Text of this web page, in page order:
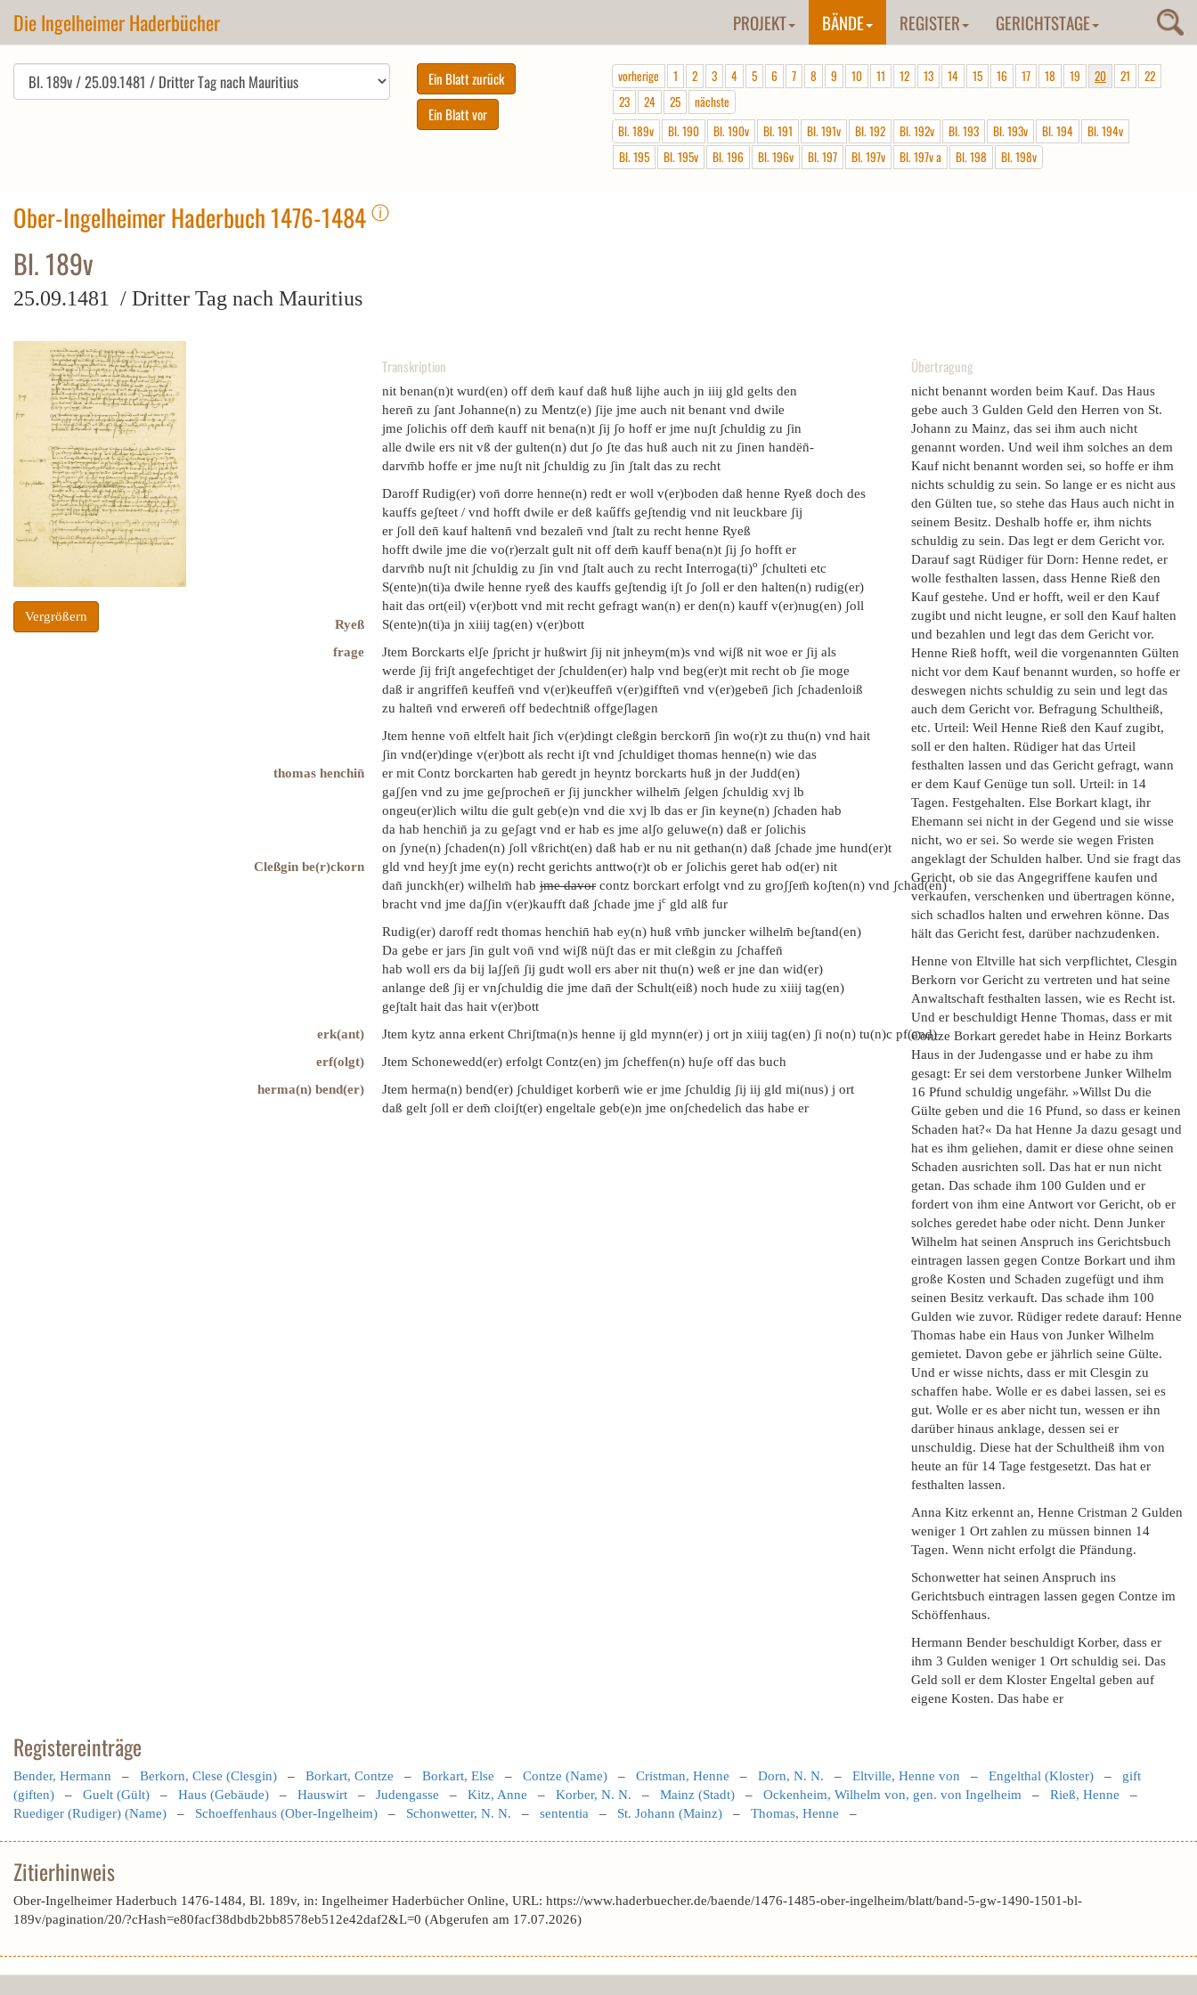
Die Ingelheimer Haderbücher PROJEKT BÄNDE REGISTER GERICHTSTAGE
vorherige 1 2 3 4 5 6 7 8 9 10 11 12 13 14 15 16 17 18 19 20 21
22
23
24 25
nächste
Bl. 189v
Bl. 190 Bl. 190v Bl. 191 Bl. 191v Bl. 192 Bl. 192v Bl. 193 Bl. 193v Bl. 194
Bl. 194v
Bl. 195
Bl. 195v Bl. 196 Bl. 196v Bl. 197 Bl. 197v Bl. 197v a Bl. 198 Bl. 198v
Ober-Ingelheimer Haderbuch 1476-1484 ⓘ
Bl. 189v
25.09.1481 / Dritter Tag nach Mauritius
Vergrößern
Transkription
nit benan(n)t wurd(en) off dem̄ kauf daß huß lijhe auch jn iiij gld gelts den
heren̄ zu ʃant Johanne(n) zu Mentz(e) ʃije jme auch nit benant vnd dwile
jme ʃolichis off dem̄ kauff nit bena(n)t ʃij ʃo hoff er jme nuʃt ʃchuldig zu ʃin
alle dwile ers nit vß der gulten(n) dut ʃo ʃte das huß auch nit zu ʃinen handën̄-
darvm̄b hoffe er jme nuʃt nit ʃchuldig zu ʃin ʃtalt das zu recht
Daroff Rudig(er) von̄ dorre henne(n) redt er woll v(er)boden daß henne Ryeß doch des
kauffs geʃteet / vnd hofft dwile er deß kaűffs geʃtendig vnd nit leuckbare ʃij
er ʃoll den̄ kauf haltenn̄ vnd bezalen̄ vnd ʃtalt zu recht henne Ryeß
hofft dwile jme die vo(r)erzalt gult nit off dem̄ kauff bena(n)t ʃij ʃo hofft er
darvm̄b nuʃt nit ʃchuldig zu ʃin vnd ʃtalt auch zu recht Interroga(ti)o ʃchulteti etc
S(ente)n(ti)a dwile henne ryeß des kauffs geʃtendig iʃt ʃo ʃoll er den halten(n) rudig(er)
hait das ort(eil) v(er)bott vnd mit recht gefragt wan(n) er den(n) kauff v(er)nug(en) ʃoll
Ryeß
S(ente)n(ti)a jn xiiij tag(en) v(er)bott
frage
Jtem Borckarts elʃe ʃpricht jr hußwirt ʃij nit jnheym(m)s vnd wiʃß nit woe er ʃij als
werde ʃij friʃt angefechtiget der ʃchulden(er) halp vnd beg(er)t mit recht ob ʃie moge
daß ir angriffen̄ keuffen̄ vnd v(er)keuffen̄ v(er)gifften̄ vnd v(er)geben̄ ʃich ʃchadenloiß
zu halten̄ vnd erweren̄ off bedechtniß offgeʃlagen
Jtem henne von̄ eltfelt hait ʃich v(er)dingt cleßgin berckorn̄ ʃin wo(r)t zu thu(n) vnd hait
ʃin vnd(er)dinge v(er)bott als recht iʃt vnd ʃchuldiget thomas henne(n) wie das
thomas henchin̄
er mit Contz borckarten hab geredt jn heyntz borckarts huß jn der Judd(en)
gaʃʃen vnd zu jme geʃprochen̄ er ʃij junckher wilhelm̄ ʃelgen ʃchuldig xvj lb
ongeu(er)lich wiltu die gult geb(e)n vnd die xvj lb das er ʃin keyne(n) ʃchaden hab
da hab henchin̄ ja zu geʃagt vnd er hab es jme alʃo geluwe(n) daß er ʃolichis
on ʃyne(n) ʃchaden(n) ʃoll vßricht(en) daß hab er nu nit gethan(n) daß ʃchade jme hund(er)t
Cleßgin be(r)ckorn
gld vnd heyʃt jme ey(n) recht gerichts anttwo(r)t ob er ʃolichis geret hab od(er) nit
dan̄ junckh(er) wilhelm̄ hab jme davor contz borckart erfolgt vnd zu groʃʃem̄ koʃten(n) vnd ʃchad(en)
bracht vnd jme daʃʃin v(er)kaufft daß ʃchade jme jc gld alß fur
Rudig(er) daroff redt thomas henchin̄ hab ey(n) huß vm̄b juncker wilhelm̄ beʃtand(en)
Da gebe er jars ʃin gult von̄ vnd wiʃß nüʃt das er mit cleßgin zu ʃchaffen̄
hab woll ers da bij laʃʃen̄ ʃij gudt woll ers aber nit thu(n) weß er jne dan wid(er)
anlange deß ʃij er vnʃchuldig die jme dan̄ der Schult(eiß) noch hude zu xiiij tag(en)
geʃtalt hait das hait v(er)bott
erk(ant)
Jtem kytz anna erkent Chriʃtma(n)s henne ij gld mynn(er) j ort jn xiiij tag(en) ʃi no(n) tu(n)c pf(and)
erf(olgt)
Jtem Schonewedd(er) erfolgt Contz(en) jm ʃcheffen(n) huʃe off das buch
herma(n) bend(er)
Jtem herma(n) bend(er) ʃchuldiget korbern̄ wie er jme ʃchuldig ʃij iij gld mi(nus) j ort
daß gelt ʃoll er dem̄ cloiʃt(er) engeltale geb(e)n jme onʃchedelich das habe er
Übertragung
nicht benannt worden beim Kauf. Das Haus
gebe auch 3 Gulden Geld den Herren von St.
Johann zu Mainz, das sei ihm auch nicht
genannt worden. Und weil ihm solches an dem
Kauf nicht benannt worden sei, so hoffe er ihm
nichts schuldig zu sein. So lange er es nicht aus
den Gülten tue, so stehe das Haus auch nicht in
seinem Besitz. Deshalb hoffe er, ihm nichts
schuldig zu sein. Das legt er dem Gericht vor.
Darauf sagt Rüdiger für Dorn: Henne redet, er
wolle festhalten lassen, dass Henne Rieß den
Kauf gestehe. Und er hofft, weil er den Kauf
zugibt und nicht leugne, er soll den Kauf halten
und bezahlen und legt das dem Gericht vor.
Henne Rieß hofft, weil die vorgenannten Gülten
nicht vor dem Kauf benannt wurden, so hoffe er
deswegen nichts schuldig zu sein und legt das
auch dem Gericht vor. Befragung Schultheiß,
etc. Urteil: Weil Henne Rieß den Kauf zugibt,
soll er den halten. Rüdiger hat das Urteil
festhalten lassen und das Gericht gefragt, wann
er dem Kauf Genüge tun soll. Urteil: in 14
Tagen. Festgehalten. Else Borkart klagt, ihr
Ehemann sei nicht in der Gegend und sie wisse
nicht, wo er sei. So werde sie wegen Fristen
angeklagt der Schulden halber. Und sie fragt das
Gericht, ob sie das Angegriffene kaufen und
verkaufen, verschenken und übertragen könne,
sich schadlos halten und erwehren könne. Das
hält das Gericht fest, darüber nachzudenken.
Henne von Eltville hat sich verpflichtet, Clesgin
Berkorn vor Gericht zu vertreten und hat seine
Anwaltschaft festhalten lassen, wie es Recht ist.
Und er beschuldigt Henne Thomas, dass er mit
Contze Borkart geredet habe in Heinz Borkarts
Haus in der Judengasse und er habe zu ihm
gesagt: Er sei dem verstorbene Junker Wilhelm
16 Pfund schuldig ungefähr. »Willst Du die
Gülte geben und die 16 Pfund, so dass er keinen
Schaden hat?« Da hat Henne Ja dazu gesagt und
hat es ihm geliehen, damit er diese ohne seinen
Schaden ausrichten soll. Das hat er nun nicht
getan. Das schade ihm 100 Gulden und er
fordert von ihm eine Antwort vor Gericht, ob er
solches geredet habe oder nicht. Denn Junker
Wilhelm hat seinen Anspruch ins Gerichtsbuch
eintragen lassen gegen Contze Borkart und ihm
große Kosten und Schaden zugefügt und ihm
seinen Besitz verkauft. Das schade ihm 100
Gulden wie zuvor. Rüdiger redete darauf: Henne
Thomas habe ein Haus von Junker Wilhelm
gemietet. Davon gebe er jährlich seine Gülte.
Und er wisse nichts, dass er mit Clesgin zu
schaffen habe. Wolle er es dabei lassen, sei es
gut. Wolle er es aber nicht tun, wessen er ihn
darüber hinaus anklage, dessen sei er
unschuldig. Diese hat der Schultheiß ihm von
heute an für 14 Tage festgesetzt. Das hat er
festhalten lassen.
Anna Kitz erkennt an, Henne Cristman 2 Gulden
weniger 1 Ort zahlen zu müssen binnen 14
Tagen. Wenn nicht erfolgt die Pfändung.
Schonwetter hat seinen Anspruch ins
Gerichtsbuch eintragen lassen gegen Contze im
Schöffenhaus.
Hermann Bender beschuldigt Korber, dass er
ihm 3 Gulden weniger 1 Ort schuldig sei. Das
Geld soll er dem Kloster Engeltal geben auf
eigene Kosten. Das habe er
Registereinträge
Bender, Hermann – Berkorn, Clese (Clesgin) – Borkart, Contze – Borkart, Else – Contze (Name) – Cristman, Henne – Dorn, N. N. – Eltville, Henne von – Engelthal (Kloster) – gift
(giften) – Guelt (Gült) – Haus (Gebäude) – Hauswirt – Judengasse – Kitz, Anne – Korber, N. N. – Mainz (Stadt) – Ockenheim, Wilhelm von, gen. von Ingelheim – Rieß, Henne –
Ruediger (Rudiger) (Name) – Schoeffenhaus (Ober-Ingelheim) – Schonwetter, N. N. – sententia – St. Johann (Mainz) – Thomas, Henne –
Zitierhinweis
Ober-Ingelheimer Haderbuch 1476-1484, Bl. 189v, in: Ingelheimer Haderbücher Online, URL: https://www.haderbuecher.de/baende/1476-1485-ober-ingelheim/blatt/band-5-gw-1490-1501-bl-
189v/pagination/20/?cHash=e80facf38dbdb2bb8578eb512e42daf2&L=0 (Abgerufen am 17.07.2026)